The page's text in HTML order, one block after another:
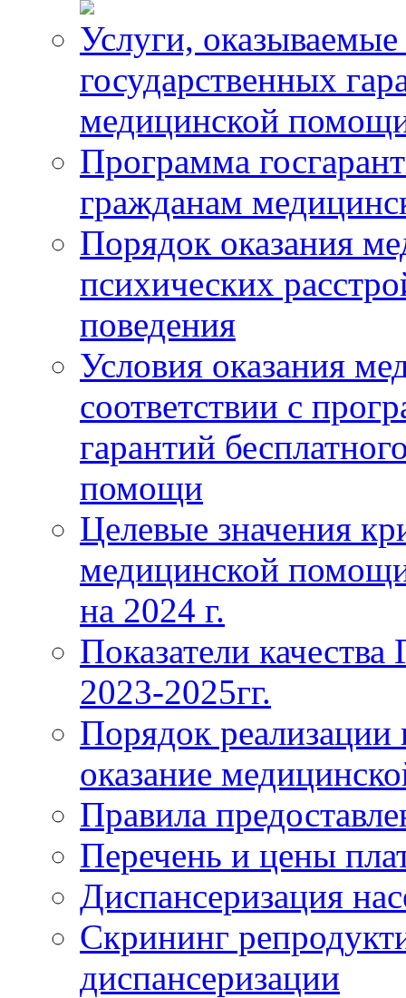
Услуги,
государственных
медицинской
Программа
гражданам
Порядок оказания
психических
поведения
Условия оказания
соответствии с
гарантий
помощи
Целевые значения
медицинской
на 2024 г.
Показатели
2023-2025гг.
Порядок реализации
оказание
Правила
Перечень и цены
Диспансеризация
Скрининг
диспансеризации